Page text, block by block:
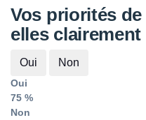
Vos priorités
elles
Oui Non
Oui
75 %
Non